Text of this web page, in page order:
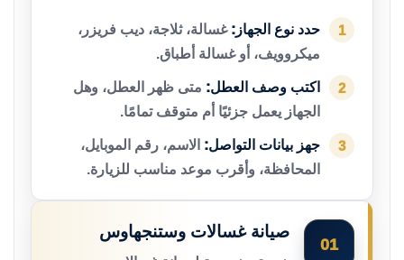
1 حدد نوع الجهاز: غسالة، ثلاجة، ديب فريزر،
ميكروويف، أو غسالة أطباق.
2 اكتب وصف العطل: متى ظهر العطل، وهل
الجهاز يعمل جزئيًا أم متوقف تمامًا.
3 جهز بيانات التواصل: الاسم، رقم الموبايل،
المحافظة، وأقرب موعد مناسب للزيارة.
01
صيانة غسالات وستنجهاوس